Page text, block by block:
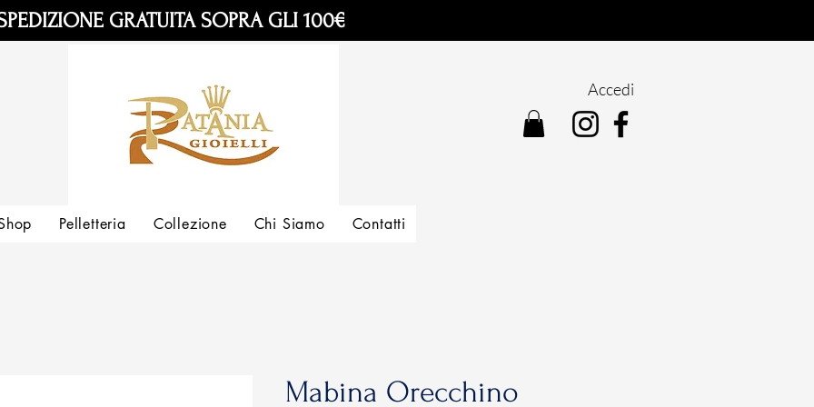
GRATUITA SOPRA GLI 100€
Accedi
Mabina Orecchino
Pelletteria Collezione Chi Siamo Contatti